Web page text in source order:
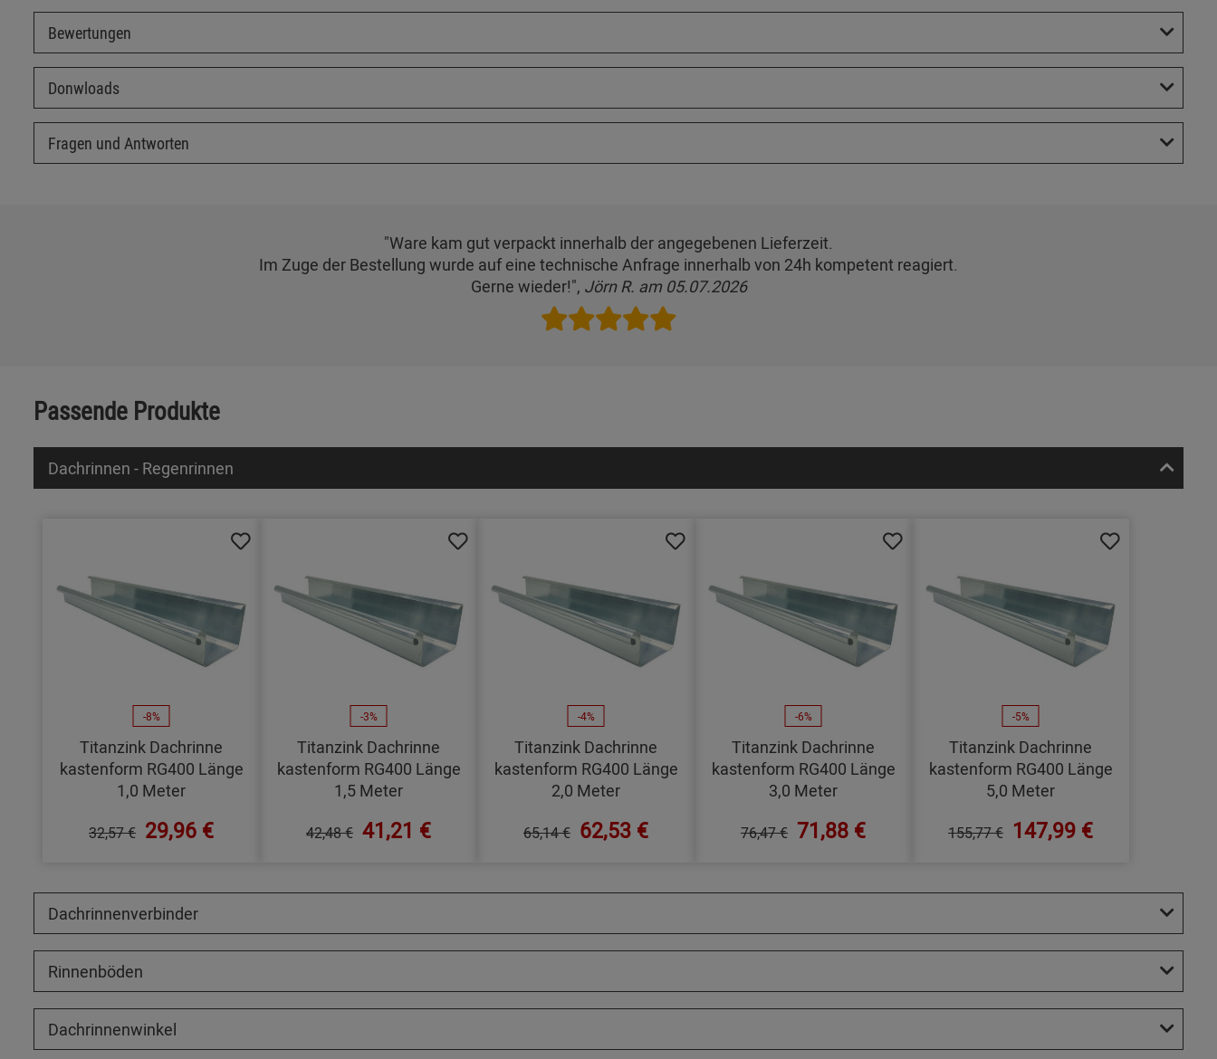
Bewertungen
Donwloads
Fragen und Antworten
"Ware kam gut verpackt innerhalb der angegebenen Lieferzeit.
Im Zuge der Bestellung wurde auf eine technische Anfrage innerhalb von 24h kompetent reagiert.
Gerne wieder!", Jörn R. am 05.07.2026
Passende Produkte
Dachrinnen - Regenrinnen
-8%
Titanzink Dachrinne
kastenform RG400 Länge
1,0 Meter
32,57 € 29,96 €
-3%
Titanzink Dachrinne
kastenform RG400 Länge
1,5 Meter
42,48 € 41,21 €
-4%
Titanzink Dachrinne
kastenform RG400 Länge
2,0 Meter
65,14 € 62,53 €
-6%
Titanzink Dachrinne
kastenform RG400 Länge
3,0 Meter
76,47 € 71,88 €
-5%
Titanzink Dachrinne
kastenform RG400 Länge
5,0 Meter
155,77 € 147,99 €
Dachrinnenverbinder
Rinnenböden
Dachrinnenwinkel